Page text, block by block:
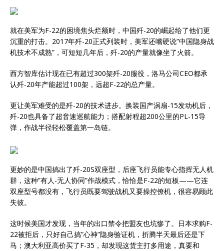
就在美军为F-22的困境焦头烂额时，中国歼-20的崛起给了他们更
沉重的打击。2017年歼-20正式列装时，美军还嘴硬说”中国隐身战
机技术不成熟”，可短短几年后，歼-20的产量就像坐了火箭。
西方智库估计现在已有超过300架歼-20服役，洛马公司CEO都承
认歼-20年产能超过100架，远超F-22的总产量。
更让美军难受的是歼-20的技术进步。换装国产涡扇-15发动机后，
歼-20也具备了超音速巡航能力；搭配射程超200公里的PL-15导
弹，作战半径轻松覆盖第一岛链。
更妙的是中国搞出了歼-20S双座型，后座飞行员能专心指挥无人机
群，这种”有人-无人协同”作战模式，恰恰是F-22的短板——它连
双座型号都没有，飞行员既要驾驶战机又要操控僚机，很容易顾此
失彼。
这时候美国才发现，当年的出口禁令把盟友也坑惨了。日本求购F-
22被拒后，只好自己搞”心神”隐身验证机，折腾半天最后还是下
马；澳大利亚高价买了F-35，却发现这货主打多用途，真要和